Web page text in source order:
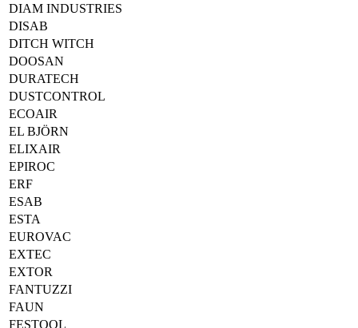
DIAM INDUSTRIES
DISAB
DITCH WITCH
DOOSAN
DURATECH
DUSTCONTROL
ECOAIR
EL BJÖRN
ELIXAIR
EPIROC
ERF
ESAB
ESTA
EUROVAC
EXTEC
EXTOR
FANTUZZI
FAUN
FESTOOL